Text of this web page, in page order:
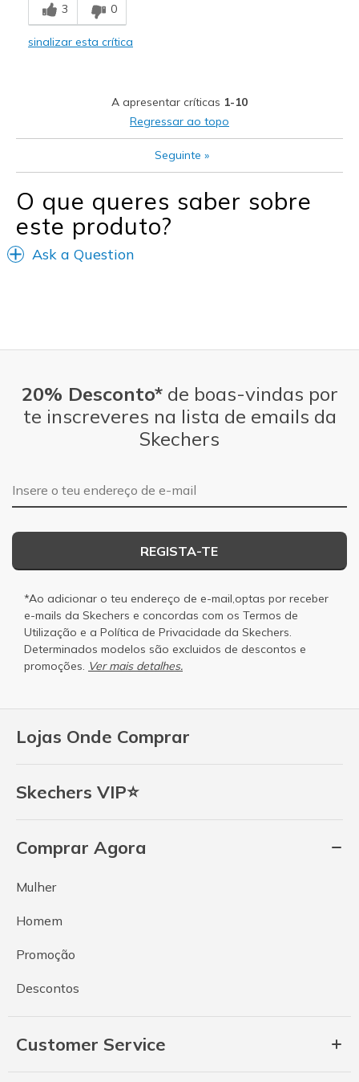
Stylish
Feels true to width
Sizing
Feels true to size
Shoes are for Wearing
3 0
sinalizar esta crítica
A apresentar críticas 1-10
Regressar ao topo
Seguinte »
O que queres saber sobre
este produto?
Ask a Question
Lojas Onde Comprar
Skechers VIP⭐
Comprar Agora
Mulher
Homem
Promoção
Descontos
Customer Service
20% Desconto*de boas-vindas por
te inscreveres na lista de emails da
Skechers
Endereço de e-mail
REGISTA-TE
*Ao adicionar o teu endereço de e-mail,optas por receber
e-mails da Skechers e concordas com os Termos de
Utilização e a Política de Privacidade da Skechers.
Determinados modelos são excluidos de descontos e
promoções. Ver mais detalhes.